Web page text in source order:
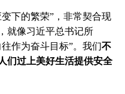
下的繁荣”，非常契合现
就像习近平总书记所
作为奋斗目标”。我们不
们过上美好生活提供安全